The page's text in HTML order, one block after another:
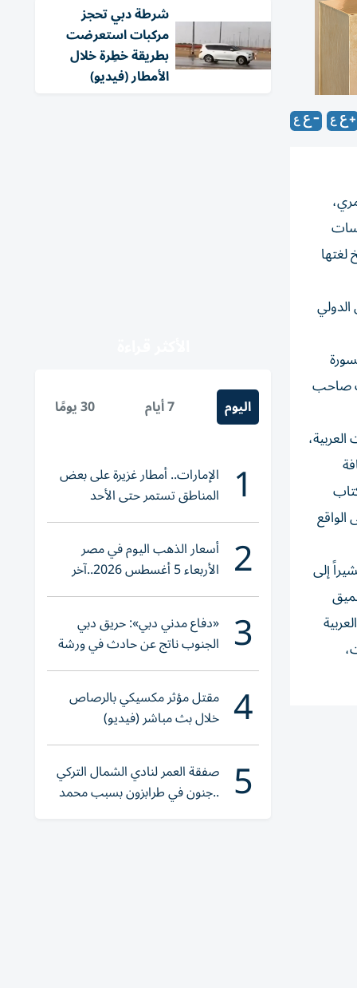
لغتها
الدولي
صاحب
إلى
شرطة دبي تحجز
مركبات استعرضت
بطريقة خطِرة خلال
الأمطار (فيديو)
اليوم 7 أيام 30 يومًا
1 الإمارات.. أمطار غزيرة على بعض
المناطق تستمر حتى الأحد
2 أسعار الذهب اليوم في مصر
الأربعاء 5 أغسطس 2026..آخر
تحديث لعيار 21
3 «دفاع مدني دبي»: حريق دبي
الجنوب ناتج عن حادث في ورشة
ولا إصابات
4 مقتل مؤثر مكسيكي بالرصاص
خلال بث مباشر (فيديو)
5 صفقة العمر لنادي الشمال التركي
..جنون في طرابزون بسبب محمد